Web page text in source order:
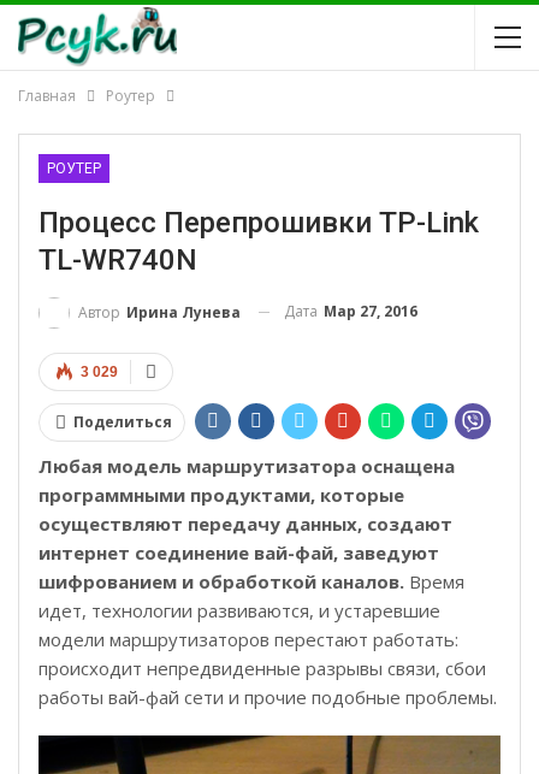
Главная Роутер
РОУТЕР
Процесс Перепрошивки TP-Link
TL-WR740N
Автор Ирина Лунева Дата Мар 27, 2016
3 029
Поделиться
Любая модель маршрутизатора оснащена
программными продуктами, которые
осуществляют передачу данных, создают
интернет соединение вай-фай, заведуют
шифрованием и обработкой каналов. Время
идет, технологии развиваются, и устаревшие
модели маршрутизаторов перестают работать:
происходит непредвиденные разрывы связи, сбои
работы вай-фай сети и прочие подобные проблемы.